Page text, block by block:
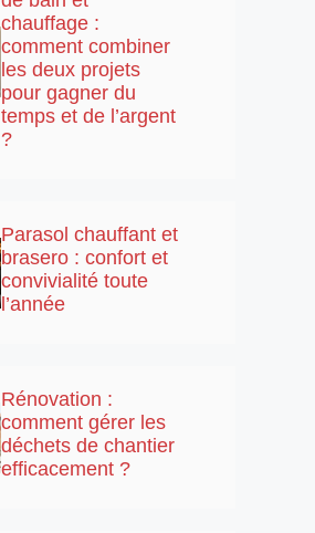
chauffage :
comment combiner
les deux projets
pour gagner du
temps et de l’argent
?
Parasol chauffant et
brasero : confort et
convivialité toute
l’année
Rénovation :
comment gérer les
déchets de chantier
efficacement ?